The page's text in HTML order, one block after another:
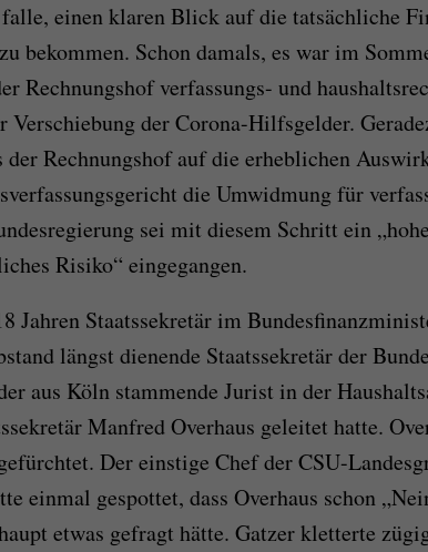
einen klaren Blick auf die tatsächliche
bekommen. Schon damals, es war im
Rechnungshof verfassungs- und
Verschiebung der Corona-Hilfsgelder.
Rechnungshof auf die erheblichen
die Umwidmung für
sei mit diesem Schritt ein
Risiko“ eingegangen.
Jahren Staatssekretär im
längst dienende Staatssekretär der
aus Köln stammende Jurist in der
Manfred Overhaus geleitet hatte.
Der einstige Chef der CSU-
einmal gespottet, dass Overhaus schon
etwas gefragt hätte. Gatzer kletterte